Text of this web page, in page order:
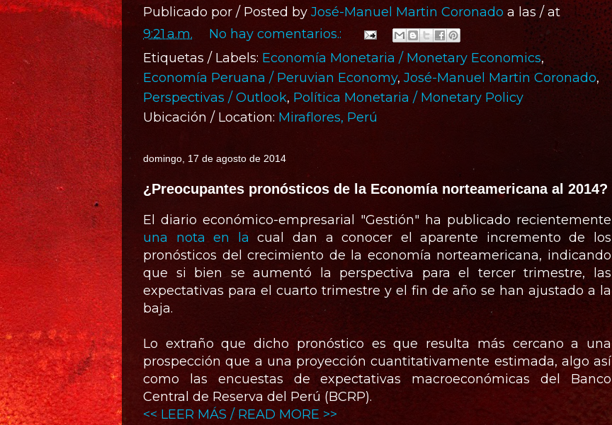
Publicado por / Posted by José-Manuel Martin Coronado a las / at
9:21 a.m.
No hay comentarios.:
Etiquetas / Labels: Economía Monetaria / Monetary Economics,
Economía Peruana / Peruvian Economy, José-Manuel Martin Coronado,
Perspectivas / Outlook, Política Monetaria / Monetary Policy
Ubicación / Location: Miraflores, Perú
domingo, 17 de agosto de 2014
¿Preocupantes pronósticos de la Economía norteamericana al 2014?
El diario económico-empresarial "Gestión" ha publicado recientemente
una nota en la cual dan a conocer el aparente incremento de los
pronósticos del crecimiento de la economía norteamericana, indicando
que si bien se aumentó la perspectiva para el tercer trimestre, las
expectativas para el cuarto trimestre y el fin de año se han ajustado a la
baja.
Lo extraño que dicho pronóstico es que resulta más cercano a una
prospección que a una proyección cuantitativamente estimada, algo así
como las encuestas de expectativas macroeconómicas del Banco
Central de Reserva del Perú (BCRP).
<< LEER MÁS / READ MORE >>